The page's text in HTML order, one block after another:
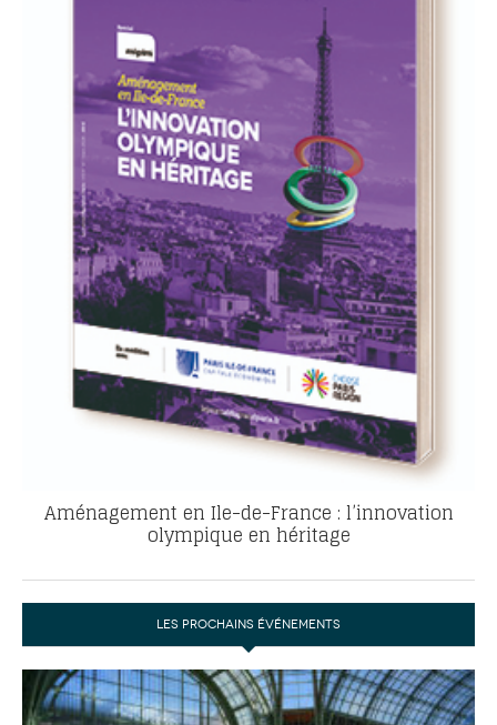
Aménagement en Ile-de-France : l’innovation
olympique en héritage
LES PROCHAINS ÉVÉNEMENTS